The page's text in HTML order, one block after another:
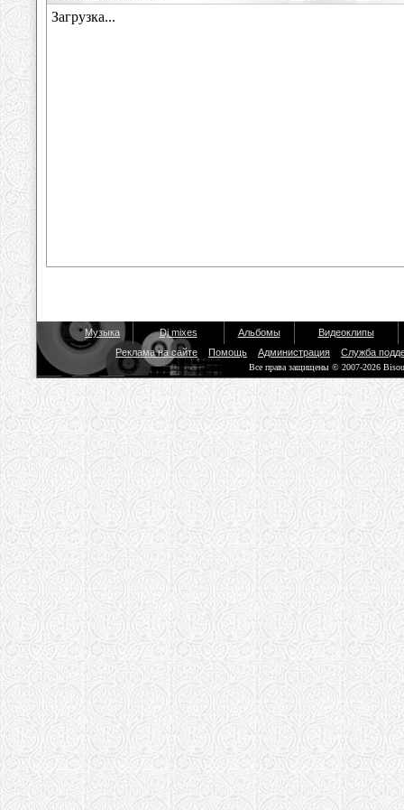
Музыка Dj mixes Альбомы
Видеоклипы
Реклама на сайте
Помощь Администрация Служба
Все права защищены © 2007-2026